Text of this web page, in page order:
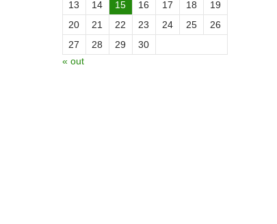
13
14 15 16 17 18
19
20
21 22 23 24 25
26
27
28 29
30
« out